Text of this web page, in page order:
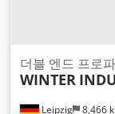
Leipzig 8,466
더블 엔드 프로
WINTER